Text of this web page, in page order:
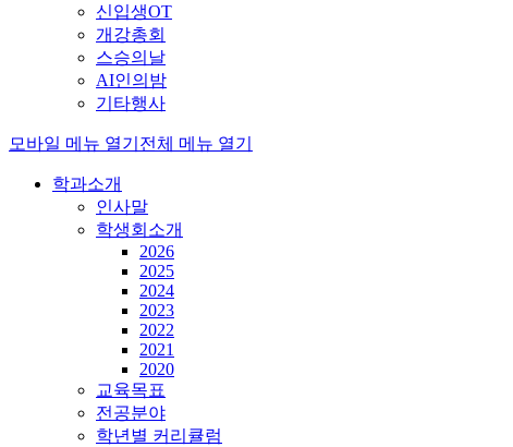
신입생OT
개강총회
스승의날
AI인의밤
기타행사
모바일 메뉴 열기 전체 메뉴 열기
학과소개
인사말
학생회소개
2026
2025
2024
2023
2022
2021
2020
교육목표
전공분야
학년별 커리큘럼